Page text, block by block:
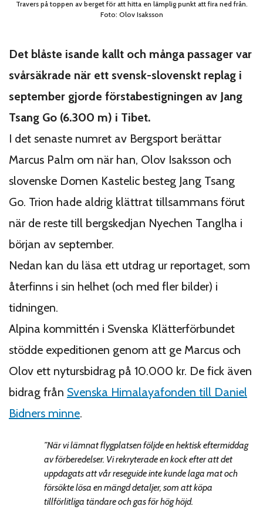
Travers på toppen av berget för att hitta en lämplig punkt att fira ned från.
Foto: Olov Isaksson
Det blåste isande kallt och många passager var
svårsäkrade när ett svensk-slovenskt replag i
september gjorde förstabestigningen av Jang
Tsang Go (6.300 m) i Tibet.
I det senaste numret av Bergsport berättar
Marcus Palm om när han, Olov Isaksson och
slovenske Domen Kastelic besteg Jang Tsang
Go. Trion hade aldrig klättrat tillsammans förut
när de reste till bergskedjan Nyechen Tanglha i
början av september.
Nedan kan du läsa ett utdrag ur reportaget, som
återfinns i sin helhet (och med fler bilder) i
tidningen.
Alpina kommittén i Svenska Klätterförbundet
stödde expeditionen genom att ge Marcus och
Olov ett nytursbidrag på 10.000 kr. De fick även
bidrag från Svenska Himalayafonden till Daniel
Bidners minne.
”När vi lämnat flygplatsen följde en hektisk eftermiddag
av förberedelser. Vi rekryterade en kock efter att det
uppdagats att vår reseguide inte kunde laga mat och
försökte lösa en mängd detaljer, som att köpa
tillförlitliga tändare och gas för hög höjd.